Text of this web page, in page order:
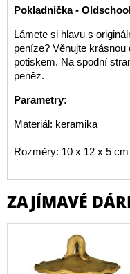
Pokladnička -
Lámete si hlavu s
peníze? Věnujte
potiskem. Na spodní
peněz.
Parametry:
Materiál: keramika
Rozměry: 10 x 12 x 5 cm
ZAJÍMAVÉ